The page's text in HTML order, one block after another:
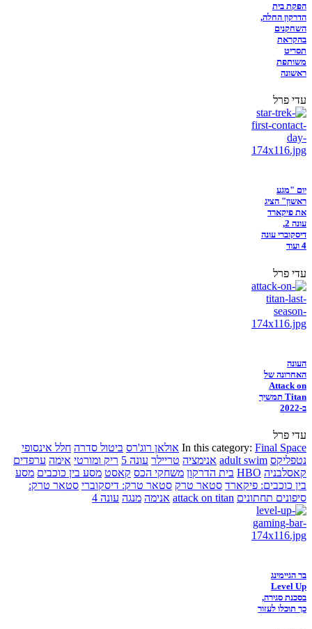
הפקת בית
הדרקון החלה,
השחקנים
בהקראת
תסריט
משותפת
ראשונה
עדי פרל
יום "מגע
ראשון" הציג
את פיקארד
עונה 2,
דיסקוברי עונה
4 ועוד
עדי פרל
העונה
האחרונה של
Attack on
Titan תמשיך
ב-2022
עדי פרל
In this category: Final Space אולאן רוג'רס ביטול סדרה חלל אינסופי
נטפליקס adult swim אנימציה טריילר עונה 5 ריק ומורטי אימה ערפדים
קאסלבניה HBO בית הדרקון משחקי הכס קאסט מסע בין כוכבים מסע
בין כוכבים: פיקארד סטאר טרק סטאר טרק: דיסקוברי סטאר טרק:
סיפונים תחתונים attack on titan אנימה מנגה עונה 4
בר הגיימינג
Level Up
בסכנת סגירה,
כך תוכלו לעזור